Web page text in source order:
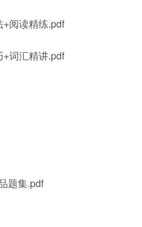
+阅读精练.pdf
+词汇精讲.pdf
题集.pdf